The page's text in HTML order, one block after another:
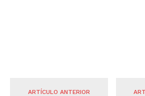
ARTÍCULO ANTERIOR